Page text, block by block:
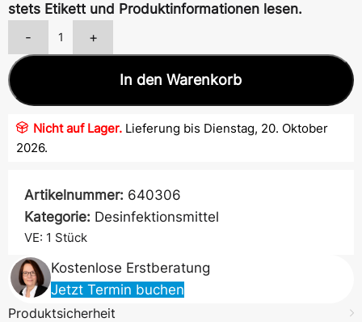
stets Etikett und Produktinformationen lesen.
-
+
In den Warenkorb
Nicht auf Lager. Lieferung bis Dienstag, 20. Oktober
2026.
Artikelnummer: 640306
Kategorie: Desinfektionsmittel
VE: 1 Stück
Kostenlose Erstberatung
Jetzt Termin buchen
Produktsicherheit